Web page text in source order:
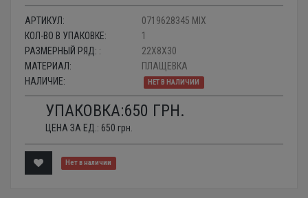
АРТИКУЛ:
0719628345 MIX
КОЛ-ВО В УПАКОВКЕ:
1
РАЗМЕРНЫЙ РЯД: :
22X8X30
МАТЕРИАЛ:
ПЛАЩЕВКА
НАЛИЧИЕ:
НЕТ В НАЛИЧИИ
УПАКОВКА:650 ГРН.
ЦЕНА ЗА ЕД.: 650 грн.
Нет в наличии